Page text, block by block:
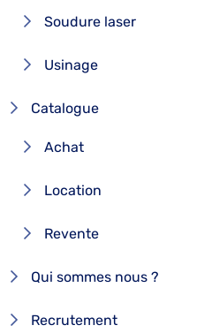
Soudure laser
Usinage
Catalogue
Achat
Location
Revente
Qui sommes nous ?
Recrutement